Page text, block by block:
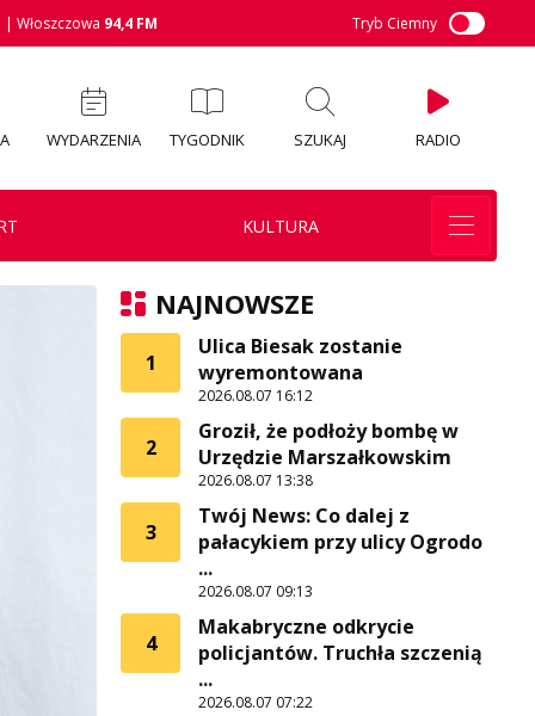
| Włoszczowa 94,4 FM Tryb Ciemny
WYDARZENIA TYGODNIK SZUKAJ RADIO
KULTURA
NAJNOWSZE
1
Ulica Biesak zostanie
wyremontowana
2026.08.07 16:12
2
Groził, że podłoży bombę w
Urzędzie Marszałkowskim
2026.08.07 13:38
3
Twój News: Co dalej z
pałacykiem przy ulicy Ogrodo
...
2026.08.07 09:13
4
Makabryczne odkrycie
policjantów. Truchła szczenią
...
2026.08.07 07:22